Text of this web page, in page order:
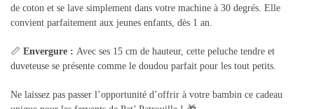
de coton et se lave simplement dans votre machine à 30 degrés. Elle
convient parfaitement aux jeunes enfants, dès 1 an.
📏 Envergure : Avec ses 15 cm de hauteur, cette peluche tendre et
duveteuse se présente comme le doudou parfait pour les tout petits.
Ne laissez pas passer l’opportunité d’offrir à votre bambin ce cadeau